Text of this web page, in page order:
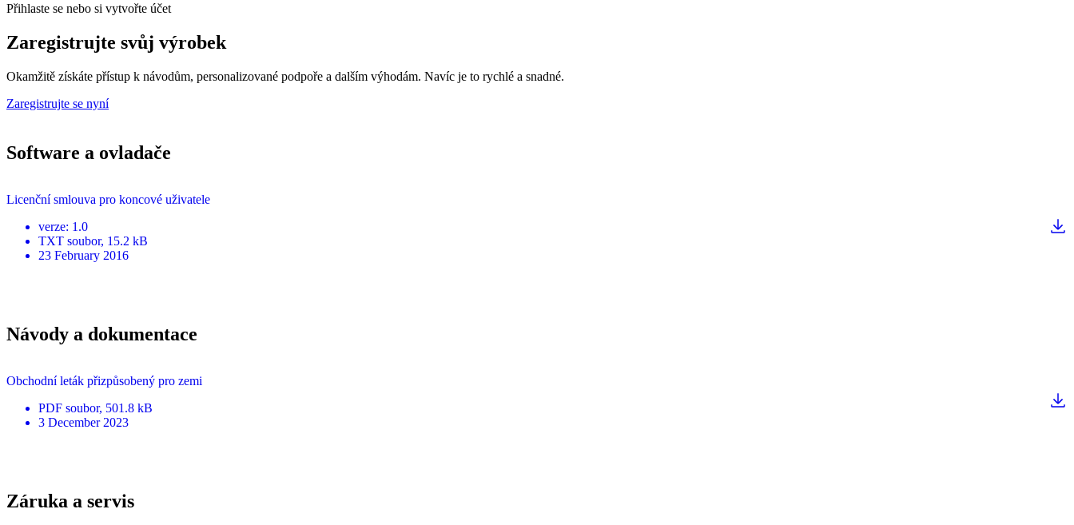
Přihlaste se nebo si vytvořte účet
Zaregistrujte svůj výrobek
Okamžitě získáte přístup k návodům, personalizované podpoře a dalším výhodám. Navíc je to rychlé a snadné.
Zaregistrujte se nyní
Software a ovladače
Licenční smlouva pro koncové uživatele
verze: 1.0
TXT soubor, 15.2 kB
23 February 2016
Návody a dokumentace
Obchodní leták přizpůsobený pro zemi
PDF soubor, 501.8 kB
3 December 2023
Záruka a servis